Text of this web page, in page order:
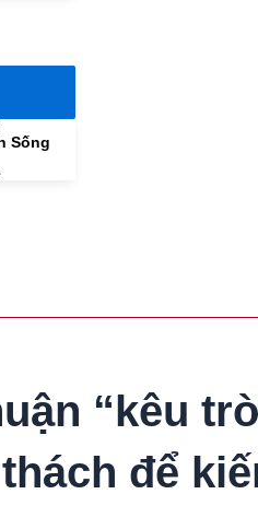
Sống
“kêu
để